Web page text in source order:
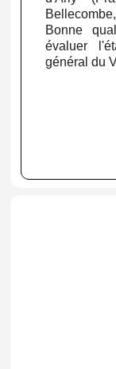
Bonne
évaluer
général du